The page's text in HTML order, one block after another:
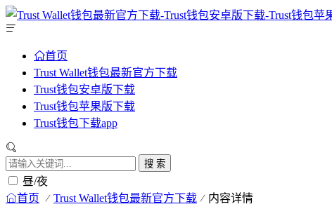
首页
Trust Wallet钱包最新官方下载
Trust钱包安卓版下载
Trust钱包苹果版下载
Trust钱包下载app
搜 索
昼/夜
首页 Trust Wallet钱包最新官方下载 内容详情